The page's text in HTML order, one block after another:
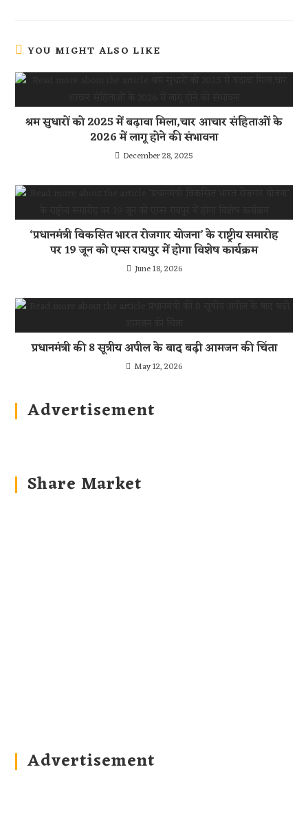
YOU MIGHT ALSO LIKE
श्रम सुधारों को 2025 में बढ़ावा मिला,चार आचार संहिताओं के
2026 में लागू होने की संभावना
December 28, 2025
‘प्रधानमंत्री विकसित भारत रोजगार योजना’ के राष्ट्रीय समारोह
पर 19 जून को एम्स रायपुर में होगा विशेष कार्यक्रम
June 18, 2026
प्रधानमंत्री की 8 सूत्रीय अपील के बाद बढ़ी आमजन की चिंता
May 12, 2026
Advertisement
Share Market
Advertisement